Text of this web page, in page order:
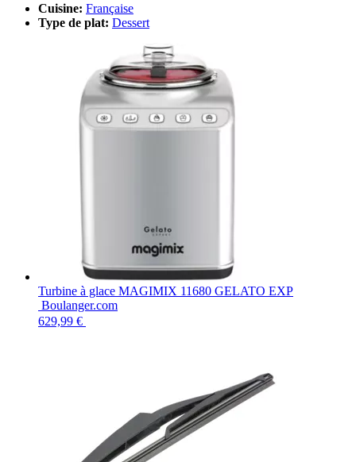
Cuisine: Française
Type de plat: Dessert
Turbine à glace MAGIMIX 11680 GELATO EXP
Boulanger.com
629,99 €